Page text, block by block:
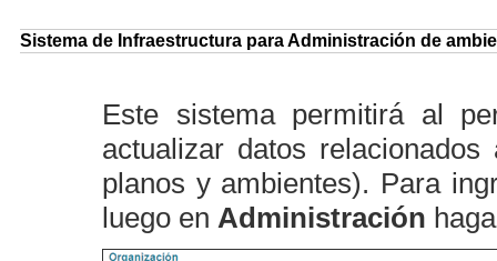
Sistema de Infraestructura para Administración de
Este sistema permitirá al
actualizar datos
planos y ambientes). Para
luego en Administración